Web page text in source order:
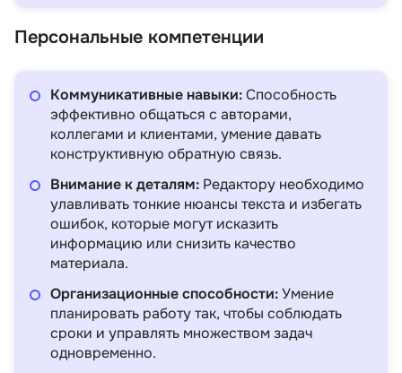
Персональные компетенции
Коммуникативные навыки:Способность
эффективно общаться с авторами,
коллегами и клиентами, умение давать
конструктивную обратную связь.
Внимание к деталям: Редактору необходимо
улавливать тонкие нюансы текста и избегать
ошибок, которые могут исказить
информацию или снизить качество
материала.
Организационные способности:Умение
планировать работу так, чтобы соблюдать
сроки и управлять множеством задач
одновременно.